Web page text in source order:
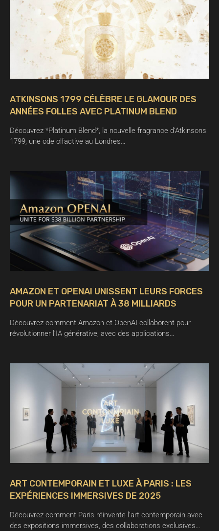
ATKINSONS 1799 CÉLÈBRE LE GLAMOUR DES
ANNÉES FOLLES AVEC PLATINUM BLEND
Découvrez *Platinum Blend*, la nouvelle fragrance d’Atkinsons
1799, une ode olfactive au Londres…
AMAZON ET OPENAI UNISSENT LEURS FORCES
POUR UN PARTENARIAT À 38 MILLIARDS
Découvrez comment Amazon et OpenAI collaborent pour
révolutionner l’IA générative, avec des applications…
ART CONTEMPORAIN ET LUXE À PARIS : LES
EXPÉRIENCES IMMERSIVES DE 2025
Découvrez comment Paris réinvente l’art contemporain avec
des expositions immersives, des collaborations exclusives…